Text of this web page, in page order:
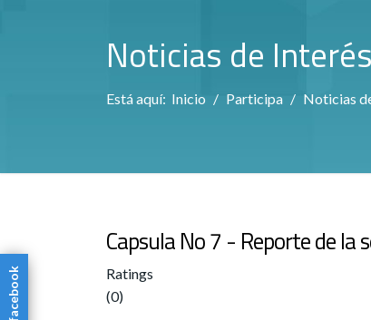
Noticias de Interés
Está aquí: Inicio Participa Noticias
Capsula No 7 - Reporte de
Ratings
(0)
facebook